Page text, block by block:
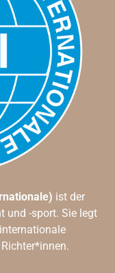
ist der
und -sport. Sie legt